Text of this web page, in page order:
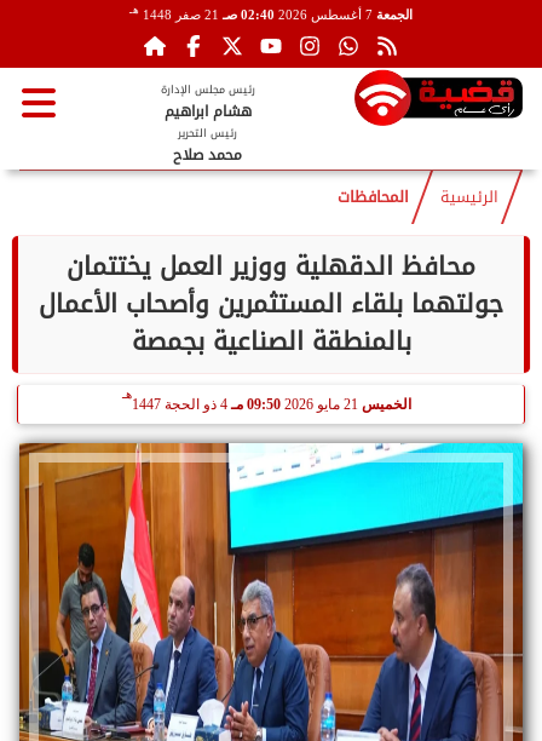
الجمعة 02:40 صـ 21 صفر 1448 هـ
رئيس مجلس الإدارة
هشام ابراهيم
رئيس التحرير
محمد صلاح
الرئيسية المحافظات
محافظ الدقهلية ووزير العمل يختتمان
جولتهما بلقاء المستثمرين وأصحاب الأعمال
بالمنطقة الصناعية بجمصة
الخميس 21 مايو 2026 09:50 مـ 4 ذو الحجة 1447
هـ